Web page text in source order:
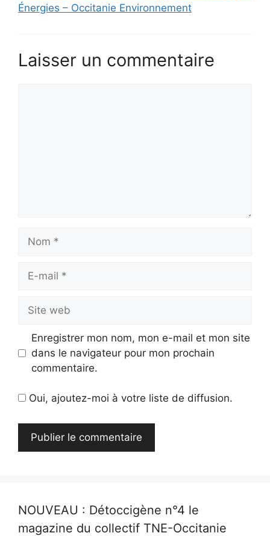
Énergies – Occitanie Environnement
Laisser un commentaire
mail
web
Enregistrer mon nom, mon e-mail et mon site
dans le navigateur pour mon prochain
commentaire.
Oui, ajoutez-moi à votre liste de diffusion.
NOUVEAU : Détoccigène n°4 le
magazine du collectif TNE-Occitanie